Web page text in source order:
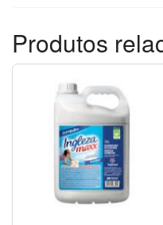
Produtos